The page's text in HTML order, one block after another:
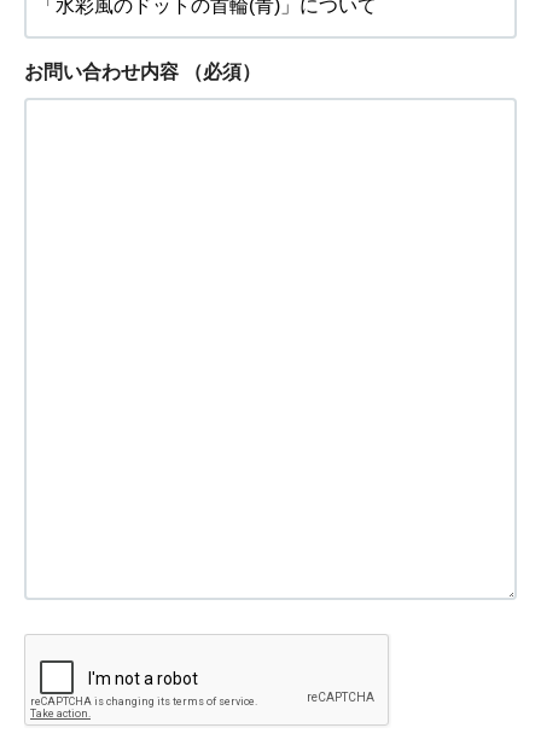
お問い合わせ内容 （必須）